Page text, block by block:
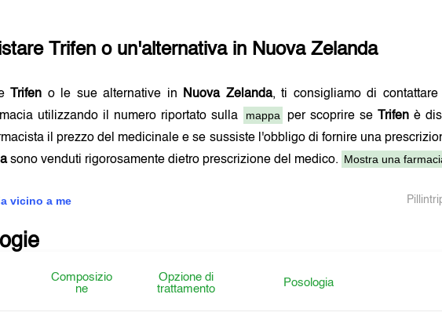
Trifen o un'alternativa in Nuova Zelanda
Trifen o le sue alternative in Nuova Zelanda, ti consigliamo di contattare
utilizzando il numero riportato sulla
mappa per scoprire se Trifen è
il prezzo del medicinale e se sussiste l'obbligo di fornire una
sono venduti rigorosamente dietro prescrizione del medico. Mostra una
vicino a me
Composizio
ne
Opzione di
trattamento
Posologia